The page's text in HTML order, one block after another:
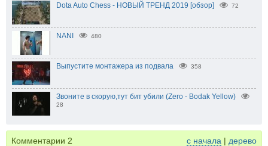
Dota Auto Chess - НОВЫЙ ТРЕНД 2019 [обзор] 72
NANI 480
Выпустите монтажера из подвала 358
Звоните в скорую,тут бит убили (Zero - Bodak Yellow)
28
Комментарии 2 с начала | дерево